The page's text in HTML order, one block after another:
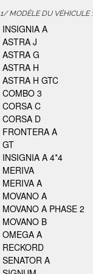
1/ MODÈLE DU VÉHICULE :
INSIGNIA A
ASTRA J
ASTRA G
ASTRA H
ASTRA H GTC
COMBO 3
CORSA C
CORSA D
FRONTERA A
GT
INSIGNIA A 4*4
MERIVA
MERIVA A
MOVANO A
MOVANO A PHASE 2
MOVANO B
OMEGA A
RECKORD
SENATOR A